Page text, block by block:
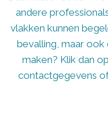
andere
vlakken kunnen
bevalling, maar ook
maken? Klik dan
contactgegevens